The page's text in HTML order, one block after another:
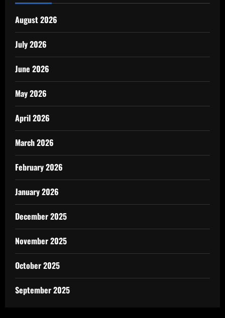
August 2026
July 2026
June 2026
May 2026
April 2026
March 2026
February 2026
January 2026
December 2025
November 2025
October 2025
September 2025